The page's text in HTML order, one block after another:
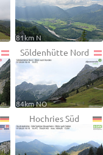
81km N
Söldenhütte Nord
84km NO
Hochries Süd